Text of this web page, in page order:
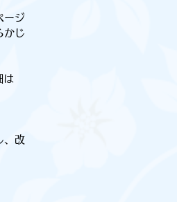
ージ
かじ
は
、改